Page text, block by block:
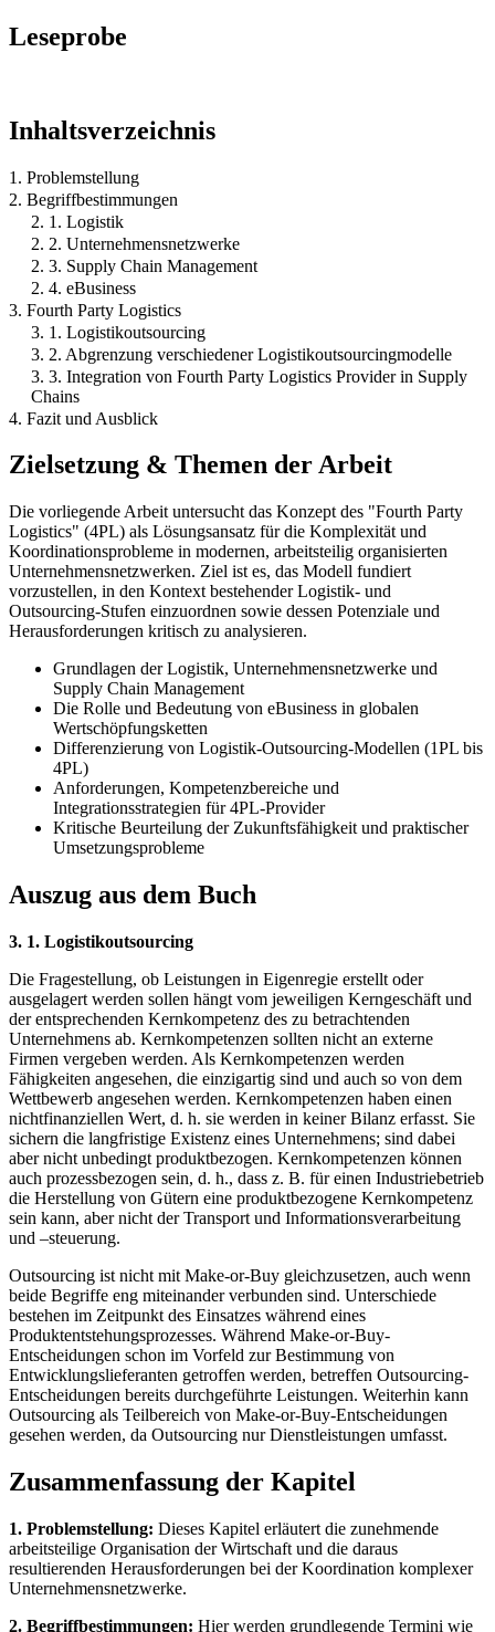
Leseprobe
Inhaltsverzeichnis
1. Problemstellung
2. Begriffbestimmungen
2. 1. Logistik
2. 2. Unternehmensnetzwerke
2. 3. Supply Chain Management
2. 4. eBusiness
3. Fourth Party Logistics
3. 1. Logistikoutsourcing
3. 2. Abgrenzung verschiedener Logistikoutsourcingmodelle
3. 3. Integration von Fourth Party Logistics Provider in Supply
Chains
4. Fazit und Ausblick
Zielsetzung & Themen der Arbeit
Die vorliegende Arbeit untersucht das Konzept des "Fourth Party
Logistics" (4PL) als Lösungsansatz für die Komplexität und
Koordinationsprobleme in modernen, arbeitsteilig organisierten
Unternehmensnetzwerken. Ziel ist es, das Modell fundiert
vorzustellen, in den Kontext bestehender Logistik- und
Outsourcing-Stufen einzuordnen sowie dessen Potenziale und
Herausforderungen kritisch zu analysieren.
Grundlagen der Logistik, Unternehmensnetzwerke und
Supply Chain Management
Die Rolle und Bedeutung von eBusiness in globalen
Wertschöpfungsketten
Differenzierung von Logistik-Outsourcing-Modellen (1PL bis
4PL)
Anforderungen, Kompetenzbereiche und
Integrationsstrategien für 4PL-Provider
Kritische Beurteilung der Zukunftsfähigkeit und praktischer
Umsetzungsprobleme
Auszug aus dem Buch
3. 1. Logistikoutsourcing
Die Fragestellung, ob Leistungen in Eigenregie erstellt oder
ausgelagert werden sollen hängt vom jeweiligen Kerngeschäft und
der entsprechenden Kernkompetenz des zu betrachtenden
Unternehmens ab. Kernkompetenzen sollten nicht an externe
Firmen vergeben werden. Als Kernkompetenzen werden
Fähigkeiten angesehen, die einzigartig sind und auch so von dem
Wettbewerb angesehen werden. Kernkompetenzen haben einen
nichtfinanziellen Wert, d. h. sie werden in keiner Bilanz erfasst. Sie
sichern die langfristige Existenz eines Unternehmens; sind dabei
aber nicht unbedingt produktbezogen. Kernkompetenzen können
auch prozessbezogen sein, d. h., dass z. B. für einen Industriebetrieb
die Herstellung von Gütern eine produktbezogene Kernkompetenz
sein kann, aber nicht der Transport und Informationsverarbeitung
und –steuerung.
Outsourcing ist nicht mit Make-or-Buy gleichzusetzen, auch wenn
beide Begriffe eng miteinander verbunden sind. Unterschiede
bestehen im Zeitpunkt des Einsatzes während eines
Produktentstehungsprozesses. Während Make-or-Buy-
Entscheidungen schon im Vorfeld zur Bestimmung von
Entwicklungslieferanten getroffen werden, betreffen Outsourcing-
Entscheidungen bereits durchgeführte Leistungen. Weiterhin kann
Outsourcing als Teilbereich von Make-or-Buy-Entscheidungen
gesehen werden, da Outsourcing nur Dienstleistungen umfasst.
Zusammenfassung der Kapitel
1. Problemstellung: Dieses Kapitel erläutert die zunehmende
arbeitsteilige Organisation der Wirtschaft und die daraus
resultierenden Herausforderungen bei der Koordination komplexer
Unternehmensnetzwerke.
2. Begriffbestimmungen: Hier werden grundlegende Termini wie